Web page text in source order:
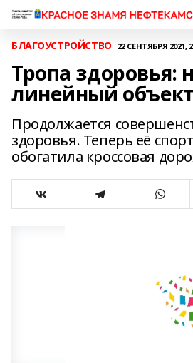
БЛАГОУСТРОЙСТВО 22 СЕНТЯБРЯ 2021,
Тропа здоровья:
линейный объект
Продолжается
здоровья. Теперь её
обогатила кроссовая